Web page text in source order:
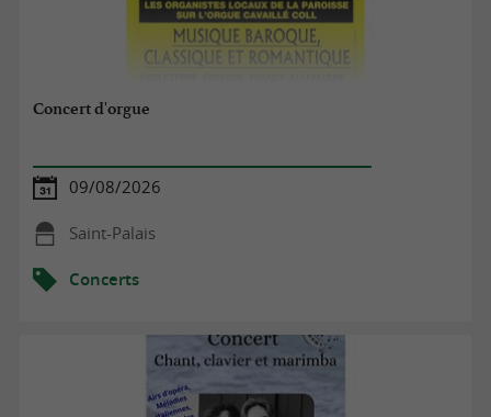
Concert d'orgue
09/08/2026
Saint-Palais
Concerts